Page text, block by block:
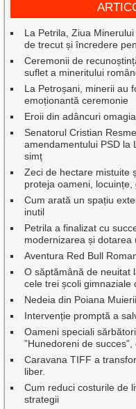
La Petrila, Ziua
de trecut și încredere
Ceremonii de
suflet a mineritului
La Petroșani, minerii au
emoționantă ceremonie
Eroii din adâncuri
Senatorul Cristian
amendamentului PSD la
simț
Zeci de hectare mistuite
proteja oameni,
Cum arată un spațiu
inutil
Petrila a finalizat cu
modernizarea și
Aventura Red Bull
O săptămână de neuitat
cele trei școli gimnaziale
Nedeia din Poiana
Intervenție promptă a
Oameni speciali
”Hunedoreni de
Caravana TIFF a
liber.
Cum reduci costurile de
strategii